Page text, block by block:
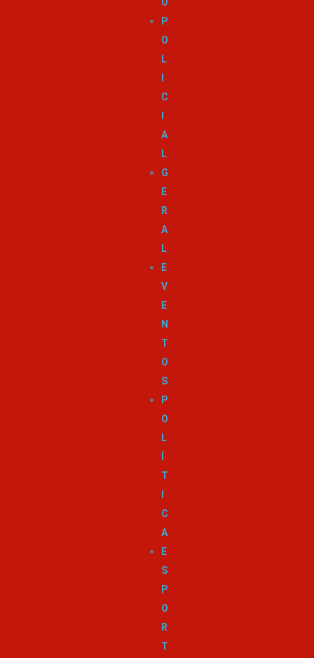
P
O
L
C
A
L
G
E
R
A
L
E
V
E
N
T
O
S
P
O
L
T
C
A
E
S
P
O
R
T